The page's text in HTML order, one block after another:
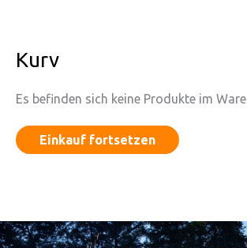
Kurv
Es befinden sich keine Produkte im
Einkauf fortsetzen